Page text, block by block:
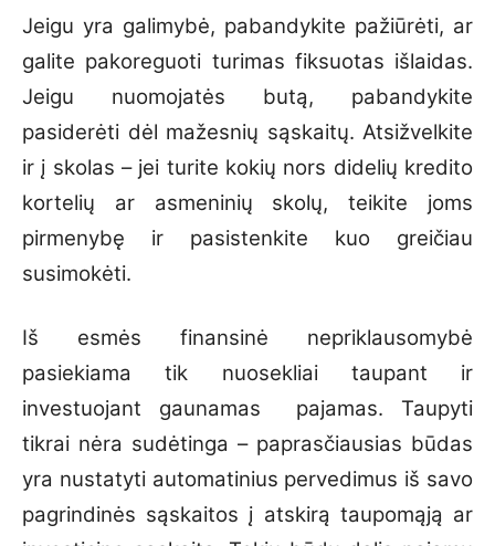
Jeigu yra galimybė, pabandykite pažiūrėti, ar
galite pakoreguoti turimas fiksuotas išlaidas.
Jeigu nuomojatės butą, pabandykite
pasiderėti dėl mažesnių sąskaitų. Atsižvelkite
ir į skolas – jei turite kokių nors didelių kredito
kortelių ar asmeninių skolų, teikite joms
pirmenybę ir pasistenkite kuo greičiau
susimokėti.
Iš esmės finansinė nepriklausomybė
pasiekiama tik nuosekliai taupant ir
investuojant gaunamas pajamas. Taupyti
tikrai nėra sudėtinga – paprasčiausias būdas
yra nustatyti automatinius pervedimus iš savo
pagrindinės sąskaitos į atskirą taupomąją ar